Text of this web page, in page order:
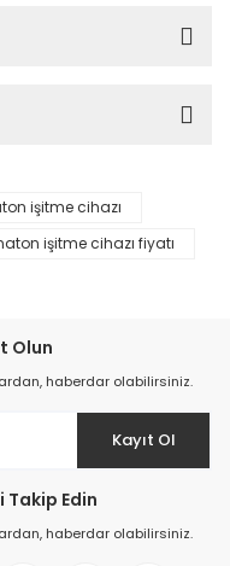
işitme cihazı
işitme cihazı fiyatı
Olun
haberdar olabilirsiniz.
Kayıt Ol
Takip Edin
haberdar olabilirsiniz.